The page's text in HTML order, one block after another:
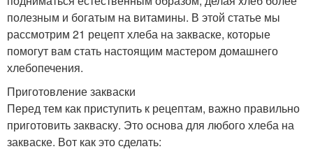
полезным и богатым на витамины. В этой статье мы
рассмотрим 21 рецепт хлеба на закваске, которые
помогут вам стать настоящим мастером домашнего
хлебопечения.
Приготовление закваски
Перед тем как приступить к рецептам, важно правильно
приготовить закваску. Это основа для любого хлеба на
закваске. Вот как это сделать: